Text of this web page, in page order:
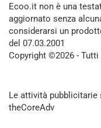
Ecoo.it non è una
aggiornato senza
considerarsi un
del 07.03.2001
Copyright ©2026 -
Le attività
theCoreAdv